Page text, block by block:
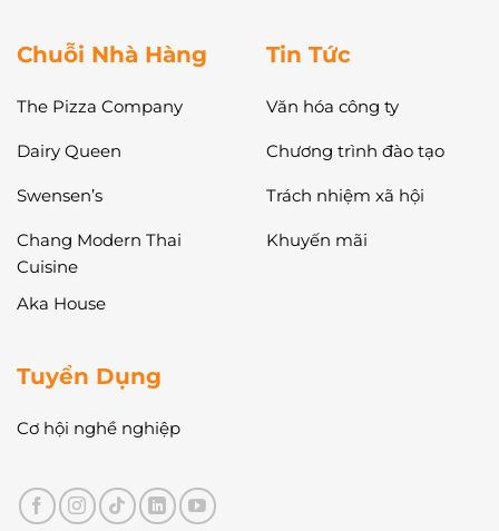
Chuỗi Nhà Hàng
The Pizza Company
Dairy Queen
Swensen’s
Chang Modern Thai
Cuisine
Aka House
Tin Tức
Văn hóa công ty
Chương trình đào tạo
Trách nhiệm xã hội
Khuyến mãi
Tuyển Dụng
Cơ hội nghề nghiệp